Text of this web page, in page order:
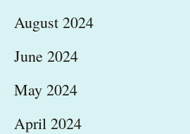
August 2024
June 2024
May 2024
April 2024